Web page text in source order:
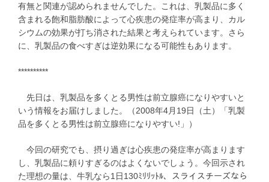
有無と関連が認められませんでした。これは、乳製品に多く
含まれる飽和脂肪酸によって心疾患の発症率が高まり、カル
シウムの効果が打ち消された結果と考えられています。さら
に、乳製品の食べすぎは逆効果になる可能性もあります。
**********
先日は、乳製品を多くとる男性は前立腺癌になりやすいと
いう情報をお届けしました。（2008年4月19日（土）「乳製
品を多くとる男性は前立腺癌になりやすい!」）
今回の研究でも、摂り過ぎは心疾患の発症率が高まります
し、乳製品に頼りすぎるのはよくないでしょう。今回示され
た理想の量は、牛乳なら1日130ﾐﾘﾘｯﾄﾙ、スライスチーズなら